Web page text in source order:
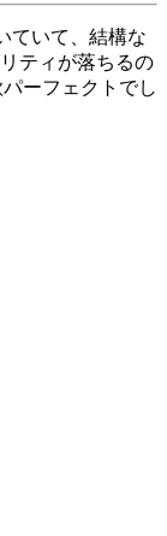
ていて、結構な
ティが落ちるの
ーフェクトでし